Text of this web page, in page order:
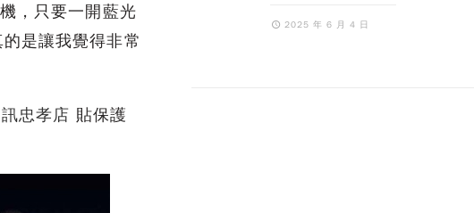
，只要一開藍光
是讓我覺得非常
忠孝店 貼保護
2025 年 6 月 4 日